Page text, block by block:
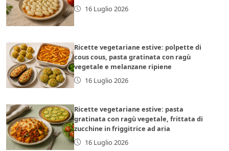
16 Luglio 2026
Ricette vegetariane estive: polpette di
cous cous, pasta gratinata con ragù
vegetale e melanzane ripiene
16 Luglio 2026
Ricette vegetariane estive: pasta
gratinata con ragù vegetale, frittata di
zucchine in friggitrice ad aria
16 Luglio 2026